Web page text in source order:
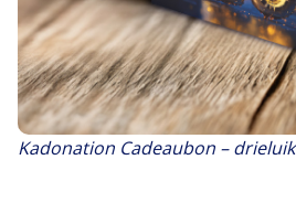
Kadonation Cadeaubon – drieluik